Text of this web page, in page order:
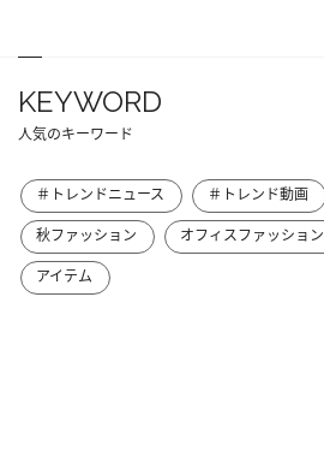
KEYWORD
人気のキーワード
＃トレンドニュース ＃トレンド動画
秋ファッション
オフィスファッション
アイテム